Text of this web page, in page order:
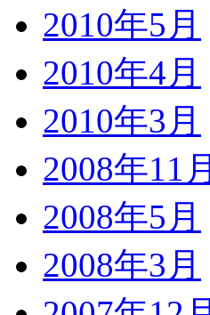
2010年5月
2010年4月
2010年3月
2008年11月
2008年5月
2008年3月